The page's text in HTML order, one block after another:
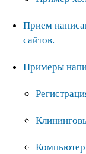
Прием
сайтов.
Примеры